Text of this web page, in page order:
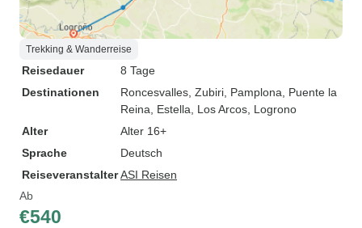
Trekking & Wanderreise
Reisedauer
8 Tage
Destinationen
Roncesvalles , Zubiri , Pamplona , Puente la
Reina , Estella , Los Arcos , Logrono
Alter
Alter 16+
Sprache
Deutsch
ReiseveranstalterASI Reisen
Ab
€540